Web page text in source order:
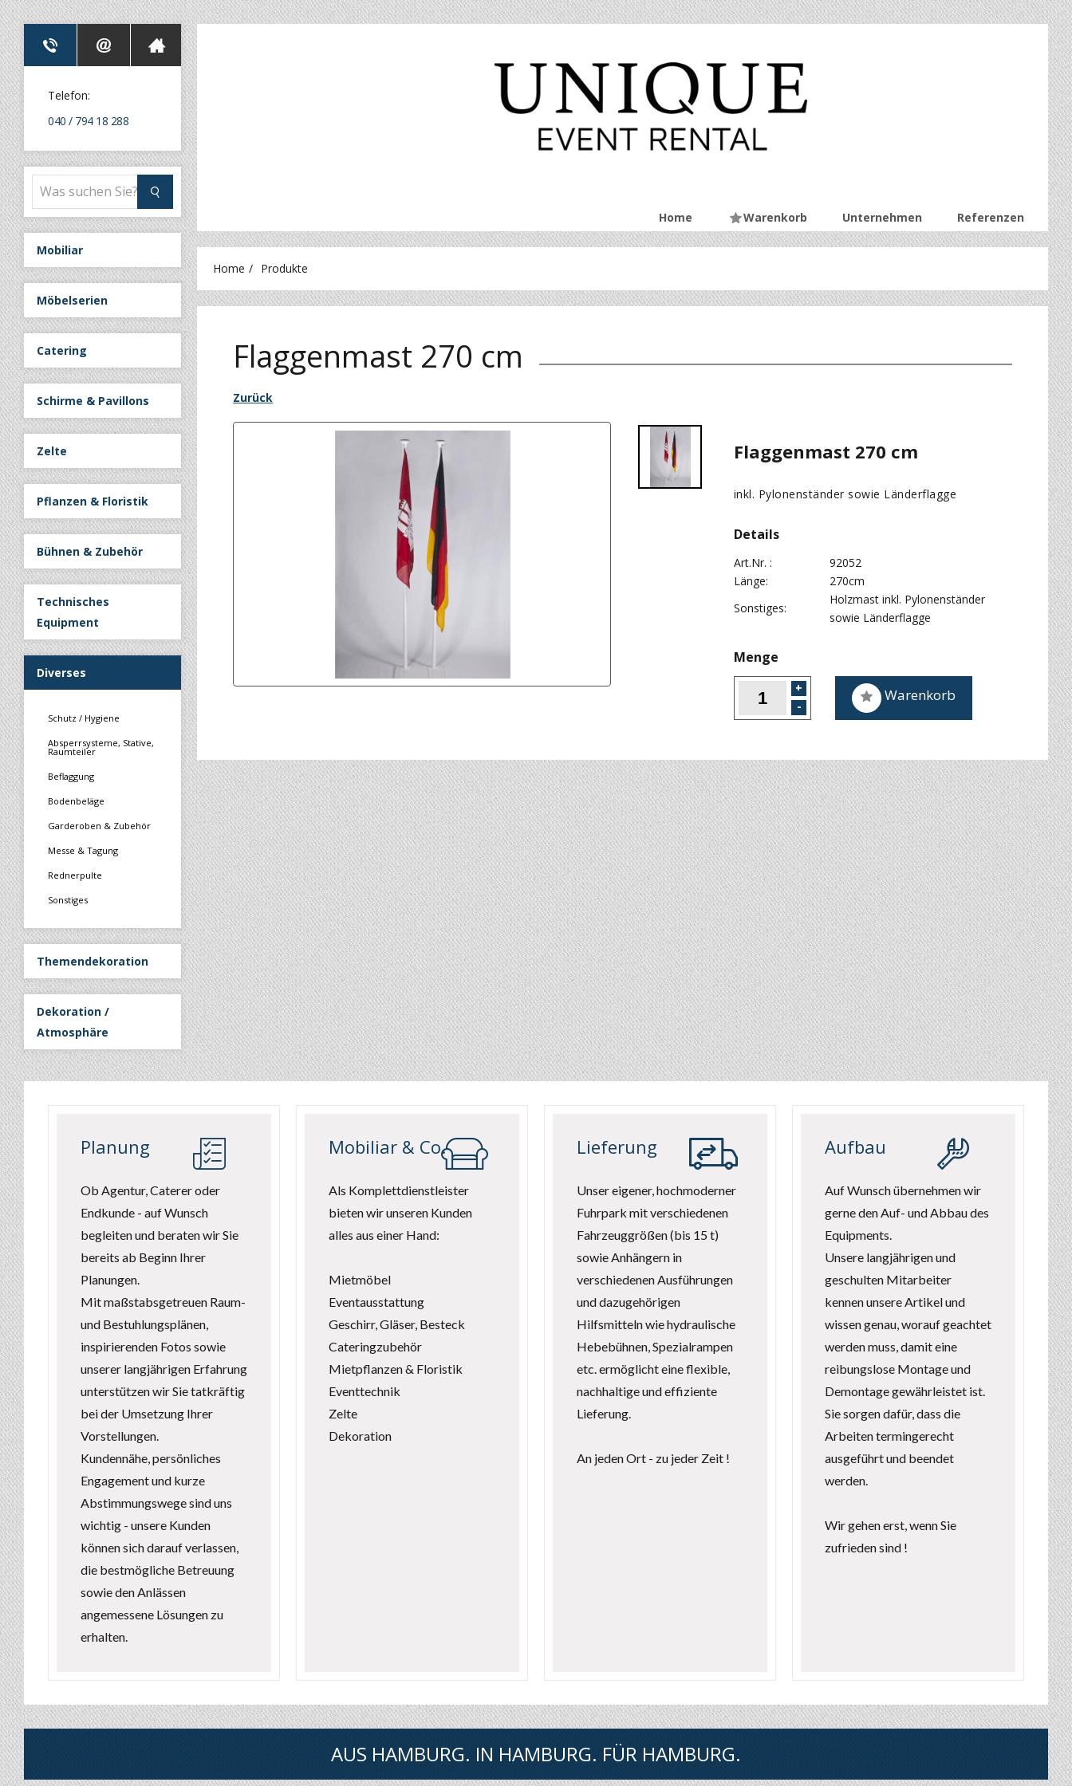
Telefon:
040 / 794 18 288
Mobiliar
Möbelserien
Catering
Schirme & Pavillons
Zelte
Pflanzen & Floristik
Bühnen & Zubehör
Technisches
Equipment
Diverses
Schutz / Hygiene
Absperrsysteme, Stative,
Raumteiler
Beflaggung
Bodenbeläge
Garderoben & Zubehör
Messe & Tagung
Rednerpulte
Sonstiges
Themendekoration
Dekoration /
Atmosphäre
Home Warenkorb Unternehmen Referenzen
Home Produkte
Flaggenmast 270 cm
Zurück
Flaggenmast 270 cm
inkl. Pylonenständer sowie Länderflagge
Details
Art.Nr. :
92052
Länge:
270cm
Sonstiges:
Holzmast inkl. Pylonenständer
sowie Länderflagge
Menge
Warenkorb
Planung
Ob Agentur, Caterer oder
Endkunde - auf Wunsch
begleiten und beraten wir Sie
bereits ab Beginn Ihrer
Planungen.
Mit maßstabsgetreuen Raum-
und Bestuhlungsplänen,
inspirierenden Fotos sowie
unserer langjährigen Erfahrung
unterstützen wir Sie tatkräftig
bei der Umsetzung Ihrer
Vorstellungen.
Kundennähe, persönliches
Engagement und kurze
Abstimmungswege sind uns
wichtig - unsere Kunden
können sich darauf verlassen,
die bestmögliche Betreuung
sowie den Anlässen
angemessene Lösungen zu
erhalten.
Mobiliar & Co.
Als Komplettdienstleister
bieten wir unseren Kunden
alles aus einer Hand:
Mietmöbel
Eventausstattung
Geschirr, Gläser, Besteck
Cateringzubehör
Mietpflanzen & Floristik
Eventtechnik
Zelte
Dekoration
Lieferung
Unser eigener, hochmoderner
Fuhrpark mit verschiedenen
Fahrzeuggrößen (bis 15 t)
sowie Anhängern in
verschiedenen Ausführungen
und dazugehörigen
Hilfsmitteln wie hydraulische
Hebebühnen, Spezialrampen
etc. ermöglicht eine flexible,
nachhaltige und effiziente
Lieferung.
An jeden Ort - zu jeder Zeit !
Aufbau
Auf Wunsch übernehmen wir
gerne den Auf- und Abbau des
Equipments.
Unsere langjährigen und
geschulten Mitarbeiter
kennen unsere Artikel und
wissen genau, worauf geachtet
werden muss, damit eine
reibungslose Montage und
Demontage gewährleistet ist.
Sie sorgen dafür, dass die
Arbeiten termingerecht
ausgeführt und beendet
werden.
Wir gehen erst, wenn Sie
zufrieden sind !
AUS HAMBURG. IN HAMBURG. FÜR HAMBURG.